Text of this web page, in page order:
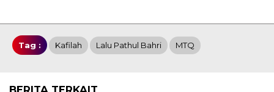
Tag : Kafilah Lalu Pathul Bahri MTQ